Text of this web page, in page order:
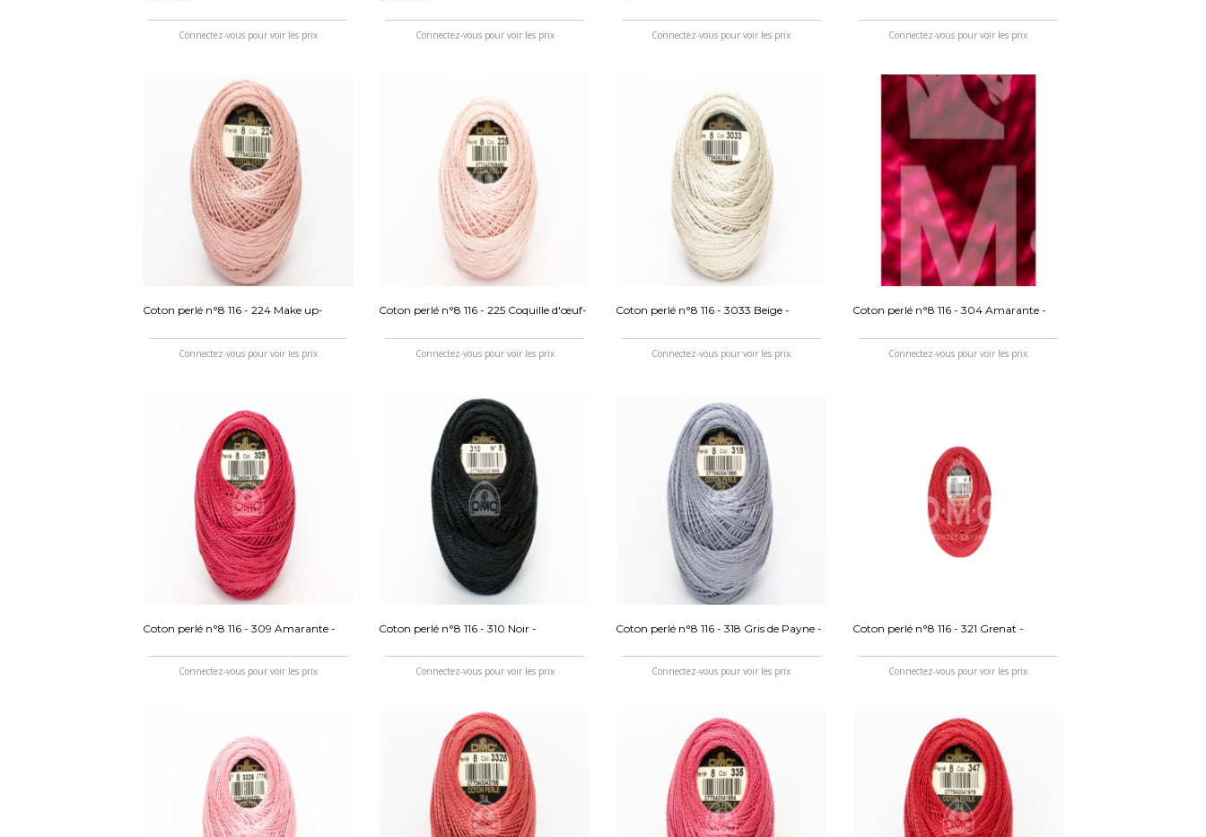
Connectez-vous pour voir les prix Connectez-vous pour voir les prix Connectez-vous pour voir les prix Connectez-vous pour voir les prix
Coton perlé n°8 116 - 224 Make up-
Connectez-vous pour voir les prix
Coton perlé n°8 116 - 225 Coquille d'œuf-
Connectez-vous pour voir les prix
Coton perlé n°8 116 - 3033 Beige -
Connectez-vous pour voir les prix
Coton perlé n°8 116 - 304 Amarante -
Connectez-vous pour voir les prix
Coton perlé n°8 116 - 309 Amarante -
Connectez-vous pour voir les prix
Coton perlé n°8 116 - 310 Noir -
Connectez-vous pour voir les prix
Coton perlé n°8 116 - 318 Gris de Payne -
Connectez-vous pour voir les prix
Coton perlé n°8 116 - 321 Grenat -
Connectez-vous pour voir les prix